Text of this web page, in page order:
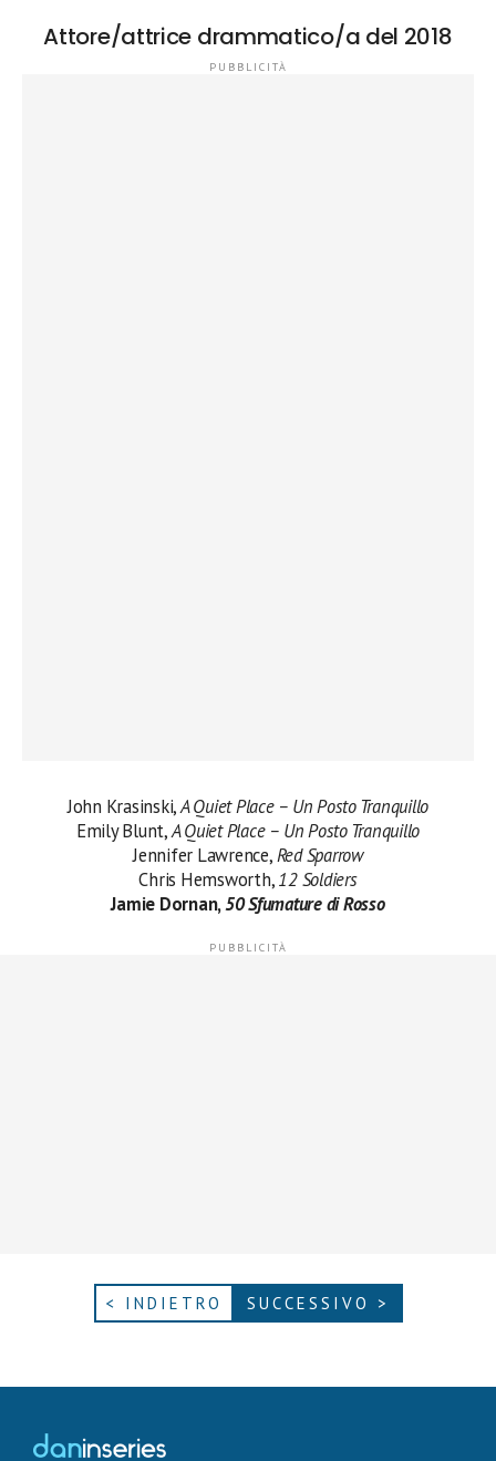
Attore/attrice drammatico/a del 2018
John Krasinski,A Quiet Place – Un Posto Tranquillo
Emily Blunt,A Quiet Place – Un Posto Tranquillo
Jennifer Lawrence,Red Sparrow
Chris Hemsworth,12 Soldiers
Jamie Dornan,50 Sfumature di Rosso
< INDIETRO SUCCESSIVO >